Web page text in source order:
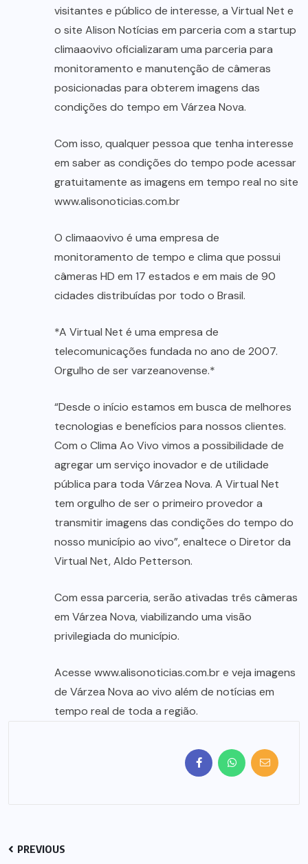
visitantes e público de interesse, a Virtual Net e
o site Alison Notícias em parceria com a startup
climaaovivo oficializaram uma parceria para
monitoramento e manutenção de câmeras
posicionadas para obterem imagens das
condições do tempo em Várzea Nova.
Com isso, qualquer pessoa que tenha interesse
em saber as condições do tempo pode acessar
gratuitamente as imagens em tempo real no site
www.alisonoticias.com.br
O climaaovivo é uma empresa de
monitoramento de tempo e clima que possui
câmeras HD em 17 estados e em mais de 90
cidades distribuídas por todo o Brasil.
*A Virtual Net é uma empresa de
telecomunicações fundada no ano de 2007.
Orgulho de ser varzeanovense.*
“Desde o início estamos em busca de melhores
tecnologias e benefícios para nossos clientes.
Com o Clima Ao Vivo vimos a possibilidade de
agregar um serviço inovador e de utilidade
pública para toda Várzea Nova. A Virtual Net
tem orgulho de ser o primeiro provedor a
transmitir imagens das condições do tempo do
nosso município ao vivo”, enaltece o Diretor da
Virtual Net, Aldo Petterson.
Com essa parceria, serão ativadas três câmeras
em Várzea Nova, viabilizando uma visão
privilegiada do município.
Acesse www.alisonoticias.com.br e veja imagens
de Várzea Nova ao vivo além de notícias em
tempo real de toda a região.
PREVIOUS